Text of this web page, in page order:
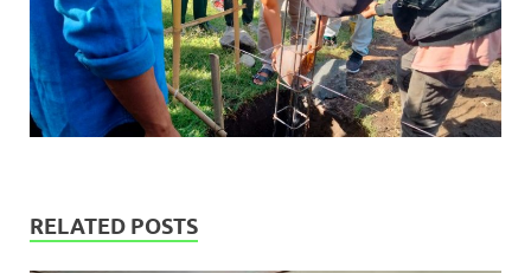
RELATED POSTS